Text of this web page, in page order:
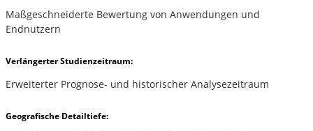
Maßgeschneiderte Bewertung von Anwendungen und
Endnutzern
Verlängerter Studienzeitraum:
Erweiterter Prognose- und historischer Analysezeitraum
Geografische Detailtiefe: